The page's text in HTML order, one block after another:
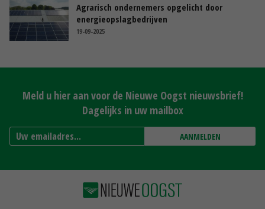
Agrarisch ondernemers opgelicht door
energieopslagbedrijven
19-09-2025
Meld u hier aan voor de Nieuwe Oogst nieuwsbrief!
Dagelijks in uw mailbox
AANMELDEN